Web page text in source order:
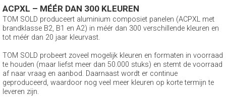
ACPXL – MÉÉR DAN 300 KLEUREN
TOM SOLD produceert aluminium composiet panelen (ACPXL met
brandklasse B2, B1 en A2) in méér dan 300 verschillende kleuren en
tot méér dan 20 jaar kleurvast.
TOM SOLD probeert zoveel mogelijk kleuren en formaten in voorraad
te houden (maar liefst meer dan 50.000 stuks) en stemt de voorraad
af naar vraag en aanbod. Daarnaast wordt er continue
geproduceerd, waardoor nog veel meer kleuren op korte termijn te
leveren zijn.